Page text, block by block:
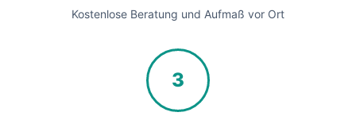
Kostenlose Beratung und Aufmaß vor Ort
3